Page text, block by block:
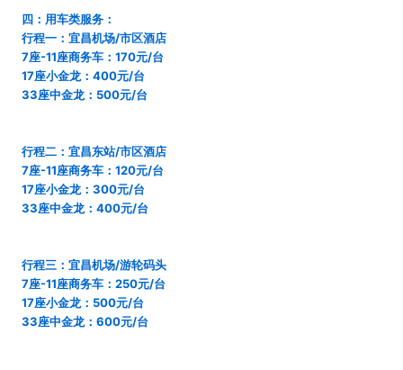
四：用车类服务：
行程一：宜昌机场/市区酒店
7座-11座商务车：170元/台
17座小金龙：400元/台
33座中金龙：500元/台
行程二：宜昌东站/市区酒店
7座-11座商务车：120元/台
17座小金龙：300元/台
33座中金龙：400元/台
行程三：宜昌机场/游轮码头
7座-11座商务车：250元/台
17座小金龙：500元/台
33座中金龙：600元/台